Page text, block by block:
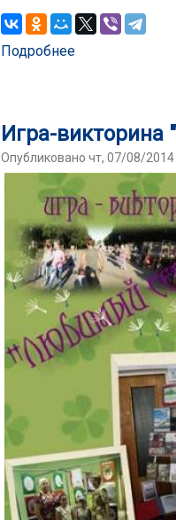
Подробнее
Игра-
Опубликовано чт, 07/08/